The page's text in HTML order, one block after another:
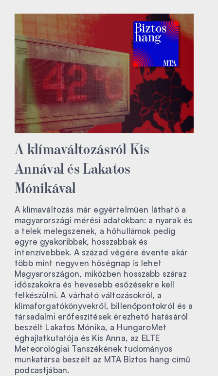
A klímaváltozásról Kis
Annával és Lakatos
Mónikával
A klímaváltozás már egyértelműen látható a
magyarországi mérési adatokban: a nyarak és
a telek melegszenek, a hőhullámok pedig
egyre gyakoribbak, hosszabbak és
intenzívebbek. A század végére évente akár
több mint negyven hőségnap is lehet
Magyarországon, miközben hosszabb száraz
időszakokra és hevesebb esőzésekre kell
felkészülni. A várható változásokról, a
klímaforgatókönyvekről, billenőpontokról és a
társadalmi erőfeszítések érezhető hatásáról
beszélt Lakatos Mónika, a HungaroMet
éghajlatkutatója és Kis Anna, az ELTE
Meteorológiai Tanszékének tudományos
munkatársa beszélt az MTA Biztos hang című
podcastjában.